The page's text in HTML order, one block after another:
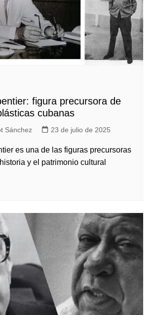
figura precursora de
cubanas
Sánchez 23 de julio de 2025
es una de las figuras precursoras
y el patrimonio cultural